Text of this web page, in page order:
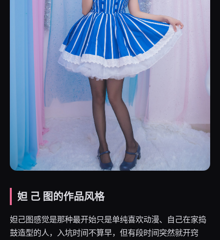
妲 己 图的作品风格
妲己图感觉是那种最开始只是单纯喜欢动漫、自己在家捣
鼓造型的人，入坑时间不算早，但有段时间突然就开窍